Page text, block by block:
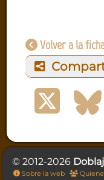
Volver a la
© 2012-2026
Sobre la web